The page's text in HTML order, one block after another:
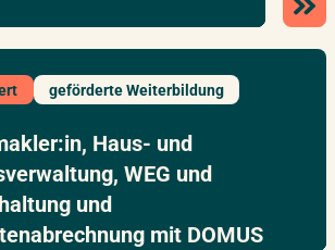
geförderte Weiterbildung
Haus- und
WEG und
und
mit DOMUS